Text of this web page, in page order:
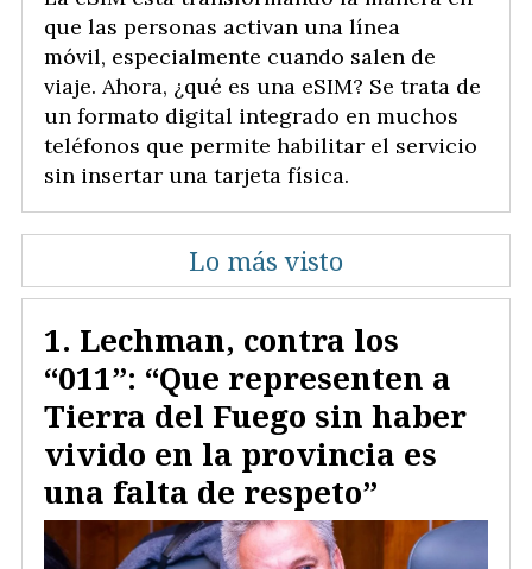
que las personas activan una línea
móvil, especialmente cuando salen de
viaje. Ahora, ¿qué es una eSIM? Se trata de
un formato digital integrado en muchos
teléfonos que permite habilitar el servicio
sin insertar una tarjeta física.
Lo más visto
Lechman, contra los
“011”: “Que representen a
Tierra del Fuego sin haber
vivido en la provincia es
una falta de respeto”